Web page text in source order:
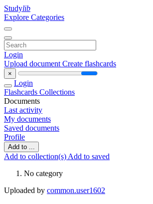
Studylib
Explore Categories
Login
Upload document Create flashcards
×
Login
Flashcards Collections
Documents
Last activity
My documents
Saved documents
Profile
Add to ...
Add to collection(s) Add to saved
No category
Uploaded by common.user1602